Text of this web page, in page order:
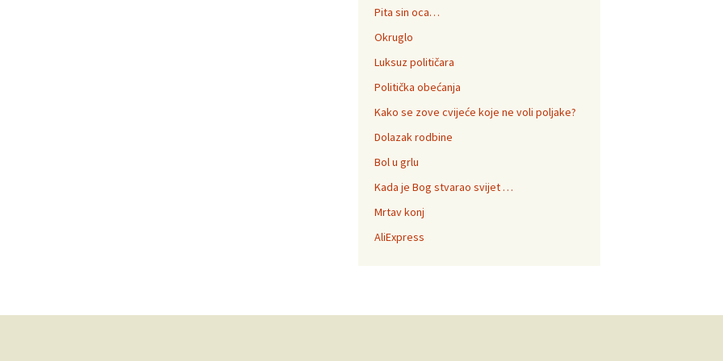
Pita sin oca…
Okruglo
Luksuz političara
Politička obećanja
Kako se zove cvijeće koje ne voli poljake?
Dolazak rodbine
Bol u grlu
Kada je Bog stvarao svijet …
Mrtav konj
AliExpress